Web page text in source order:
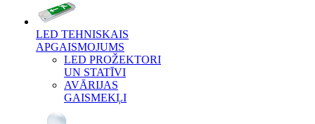
LED TEHNISKAIS
APGAISMOJUMS
LED PROŽEKTORI
UN STATĪVI
AVĀRIJAS
GAISMEKĻI